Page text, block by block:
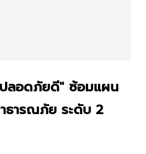
ลอดภัยดี" ซ้อมแผน
ธารณภัย ระดับ 2